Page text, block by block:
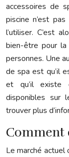
accessoires de
piscine n’est
l’utiliser. C’est
bien-être pour
personnes. Une
de spa est qu’il
et qu’il existe
disponibles sur
trouver plus
Comment
Le marché actuel